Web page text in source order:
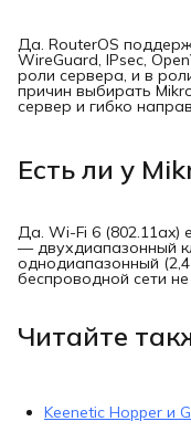
Да. RouterOS
WireGuard, IPsec,
роли сервера, и в
причин выбирать
сервер и гибко
Есть ли у
Да. Wi-Fi 6 (802.11ax)
— двухдиапазонный
однодиапазонный (2,4
беспроводной сети не
Читайте
Keenetic Hopper и